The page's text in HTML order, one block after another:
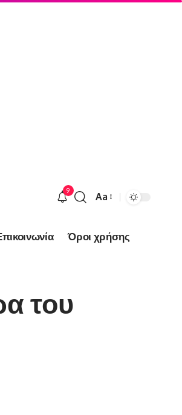
9
Font
Aa
Όροι χρήσης
του